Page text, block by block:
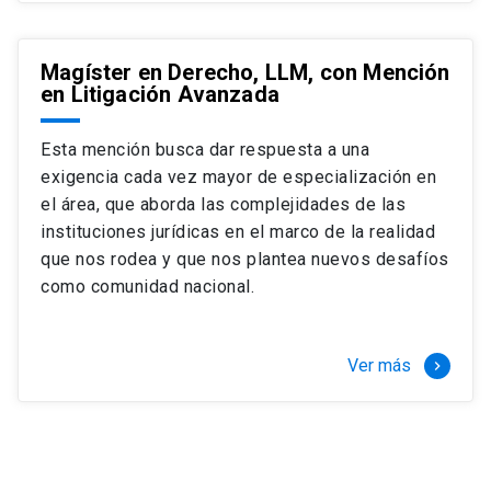
Magíster en Derecho, LLM, con Mención
en Litigación Avanzada
Esta mención busca dar respuesta a una
exigencia cada vez mayor de especialización en
el área, que aborda las complejidades de las
instituciones jurídicas en el marco de la realidad
que nos rodea y que nos plantea nuevos desafíos
como comunidad nacional.
Ver más keyboard_arrow_right